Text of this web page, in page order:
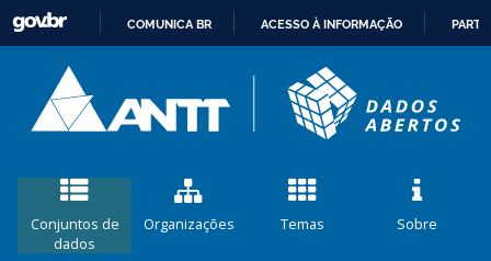
CONTEÚDO
COMUNICA BR ACESSO À INFORMAÇÃO
Conjuntos de
dados
Organizações Temas Sobre